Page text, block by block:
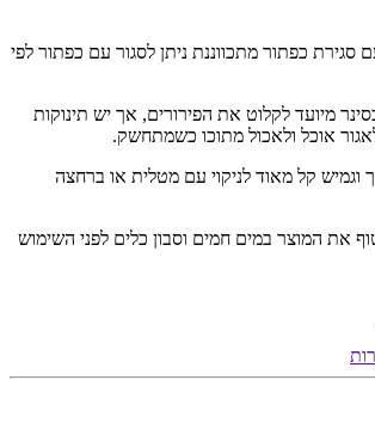
סגירת כפתור מתכווננת ניתן לסגור עם כפתור לפי
מיועד לקלוט את הפירורים, אך יש תינוקות
אוכל ולאכול מתוכו כשמתחשק.
סיליקון רך וגמיש קל מאוד לניקוי עם מטלית או ברחצה
את המוצר במים חמים וסבון כלים לפני השימוש